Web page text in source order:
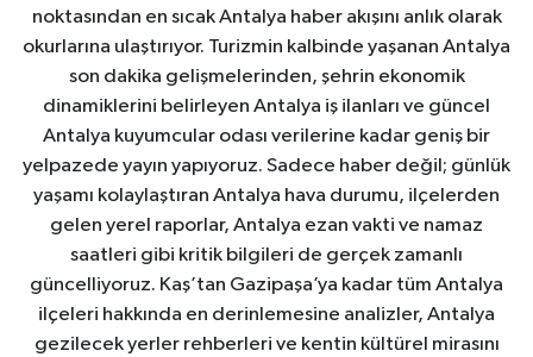
noktasından en sıcak Antalya haber akışını anlık olarak
okurlarına ulaştırıyor. Turizmin kalbinde yaşanan Antalya
son dakika gelişmelerinden, şehrin ekonomik
dinamiklerini belirleyen Antalya iş ilanları ve güncel
Antalya kuyumcular odası verilerine kadar geniş bir
yelpazede yayın yapıyoruz. Sadece haber değil; günlük
yaşamı kolaylaştıran Antalya hava durumu, ilçelerden
gelen yerel raporlar, Antalya ezan vakti ve namaz
saatleri gibi kritik bilgileri de gerçek zamanlı
güncelliyoruz. Kaş’tan Gazipaşa’ya kadar tüm Antalya
ilçeleri hakkında en derinlemesine analizler, Antalya
gezilecek yerler rehberleri ve kentin kültürel mirasını